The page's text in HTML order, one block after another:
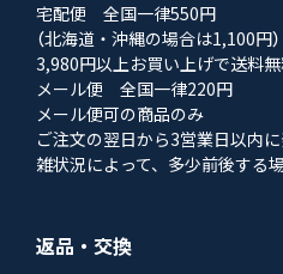
宅配便 全国一律550円
（北海道・沖縄の場合は1,100円）
3,980円以上お買い上げで送料
メール便 全国一律220円
メール便可の商品のみ
ご注文の翌日から3営業日以内
雑状況によって、多少前後する
返品・交換